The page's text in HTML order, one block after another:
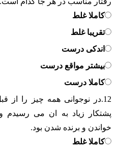
کاملا غلط
تقریبا غلط
اندکی درست
بیشتر مواقع درست
کاملا درست
12. در نوجوانی همه چیز را از
پشتکار زیاد به ان می
خواندن و برنده شدن بود.
کاملا غلط